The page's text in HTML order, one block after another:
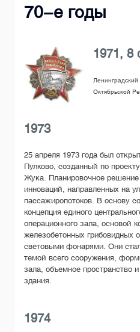
70-е годы
1971, 8
Октябрьской
1973
25 апреля 1973 года был
Пулково, созданный по
Жука. Планировочное
инноваций, направленных на
пассажиропотоков. В основу
концепция единого
операционного зала, основой
железобетонных грибовидных
световыми фонарями. Они
темой всего сооружения,
зала, объемное пространство
здания.
1974